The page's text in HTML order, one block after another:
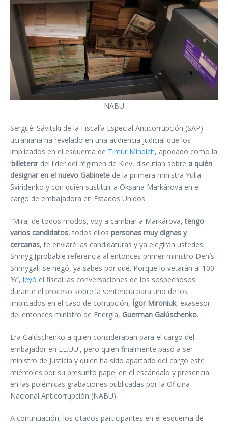
NABU
Serguéi Sávitski de la Fiscalía Especial Anticorrupción (SAP)
ucraniana ha revelado en una audiencia judicial que los
implicados en el esquema de Timur Míndich, apodado como la
‘billetera‘ del líder del régimen de Kiev, discutían sobre a quién
designar en el nuevo Gabinete de la primera ministra Yulia
Sviridenko y con quién sustituir a Oksana Markárova en el
cargo de embajadora en Estados Unidos.
“Mira, de todos modos, voy a cambiar a Markárova,tengo
varios candidatos, todos ellos personas muy dignas y
cercanas, te enviaré las candidaturas y ya elegirán ustedes.
Shmyg [probable referencia al entonces primer ministro Denís
Shmygal] se negó, ya sabes por qué. Porque lo vetarán al 100
%”, leyó el fiscal las conversaciones de los sospechosos
durante el proceso sobre la sentencia para uno de los
implicados en el caso de corrupción, Ígor Mironiuk, exasesor
del entonces ministro de Energía, Guerman Galúschenko.
Era Galúschenko a quien consideraban para el cargo del
embajador en EE.UU., pero quien finalmente pasó a ser
ministro de Justicia y quien ha sido apartado del cargo este
miércoles por su presunto papel en el escándalo y presencia
en las polémicas grabaciones publicadas por la Oficina
Nacional Anticorrupción (NABU).
A continuación, los citados participantes en el esquema de